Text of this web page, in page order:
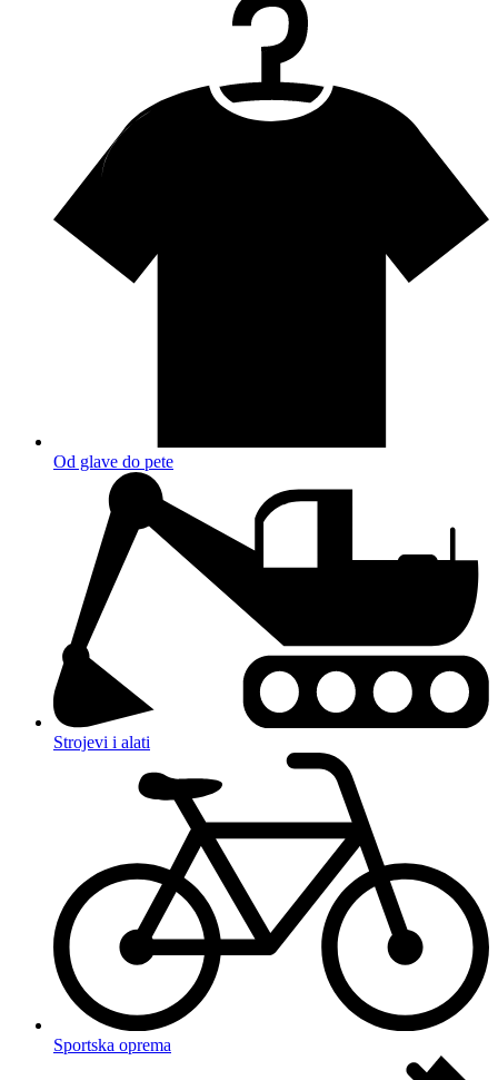
Od glave do pete
Strojevi i alati
Sportska oprema